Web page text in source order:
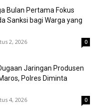
Bulan Pertama Fokus
Sanksi bagi Warga yang
2, 2026 0
Jaringan Produsen
Polres Diminta
4, 2026 0